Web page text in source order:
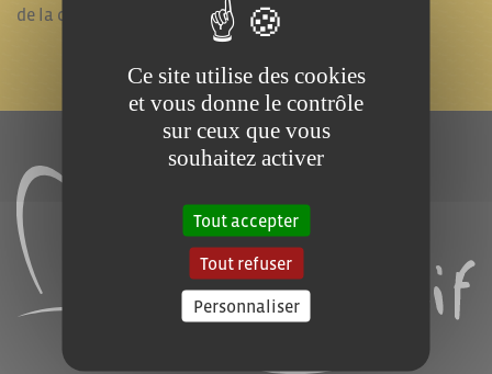
de la commune.
JE M'ABONNE !
Ce site utilise des cookies
et vous donne le contrôle
sur ceux que vous
souhaitez activer
Tout accepter
Tout refuser
Personnaliser